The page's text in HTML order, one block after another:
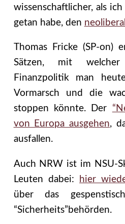
wissenschaftlicher, als ich
getan habe, den
Thomas Fricke (SP-on)
Sätzen, mit
Finanzpolitik man
Vormarsch und die
stoppen könnte. Der
von Europa ausgehen,
ausfallen.
Auch NRW ist im NSU-
Leuten dabei:
hier
über das
“Sicherheits”behörden.